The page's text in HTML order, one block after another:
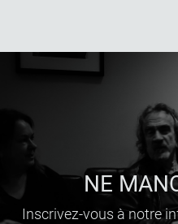
NE
Inscrivez-vous à notre